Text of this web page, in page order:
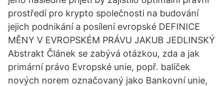
prostředí pro krypto společnosti na budování
jejich podnikání a posílení evropské DEFINICE
MĚNY V EVROPSKÉM PRÁVU JAKUB JEDLINSKÝ
Abstrakt Článek se zabývá otázkou, zda a jak
primární právo Evropské unie, popř. balíček
nových norem označovaný jako Bankovní unie,